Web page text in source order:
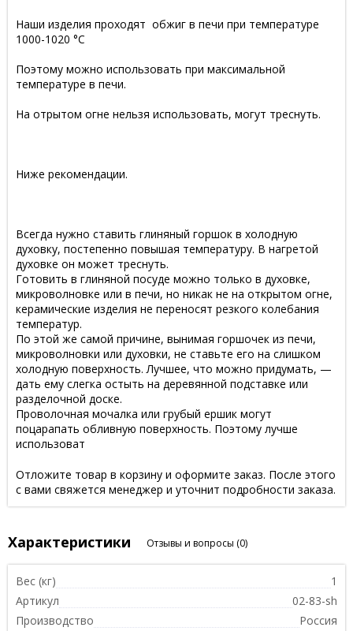
Наши изделия проходят обжиг в печи при температуре
1000-1020 °С
Поэтому можно использовать при максимальной
температуре в печи.
На отрытом огне нельзя использовать, могут треснуть.
Ниже рекомендации.
Всегда нужно ставить глиняный горшок в холодную
духовку, постепенно повышая температуру. В нагретой
духовке он может треснуть.
Готовить в глиняной посуде можно только в духовке,
микроволновке или в печи, но никак не на открытом огне,
керамические изделия не переносят резкого колебания
температур.
По этой же самой причине, вынимая горшочек из печи,
микроволновки или духовки, не ставьте его на слишком
холодную поверхность. Лучшее, что можно придумать, —
дать ему слегка остыть на деревянной подставке или
разделочной доске.
Проволочная мочалка или грубый ершик могут
поцарапать обливную поверхность. Поэтому лучше
использоват
Отложите товар в корзину и оформите заказ. После этого
с вами свяжется менеджер и уточнит подробности заказа.
Характеристики Отзывы и вопросы (0)
Вес (кг)
1
Артикул
02-83-sh
Производство
Россия